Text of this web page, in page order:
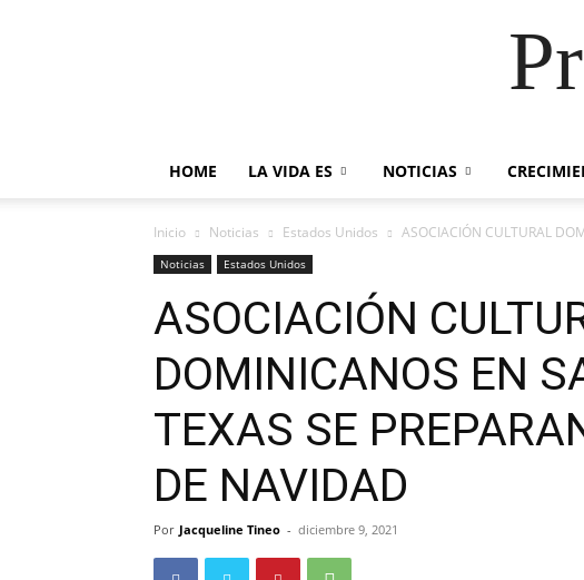
HOME LA VIDA ES NOTICIAS
Inicio Noticias Estados Unidos ASOCIACIÓN CULTURAL
Noticias Estados Unidos
ASOCIACIÓN
DOMINICANOS EN
TEXAS SE
DE NAVIDAD
Por Jacqueline Tineo - diciembre 9, 2021